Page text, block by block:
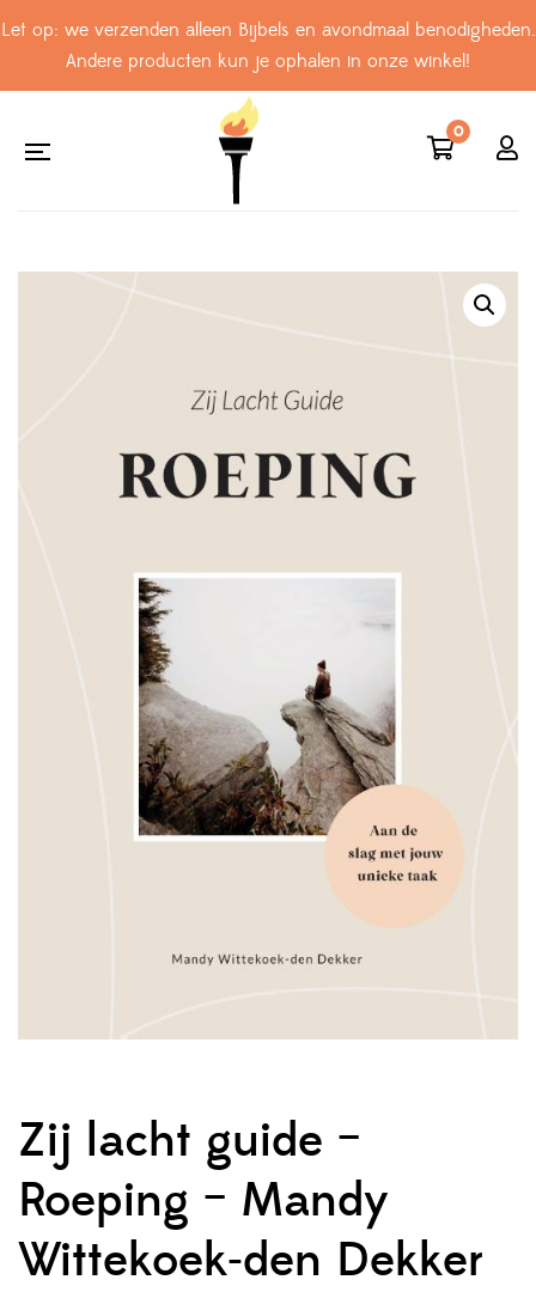
Let op: we verzenden alleen Bijbels en avondmaal benodigheden.
Andere producten kun je ophalen in onze winkel!
0
Zij lacht guide –
Roeping – Mandy
Wittekoek-den Dekker